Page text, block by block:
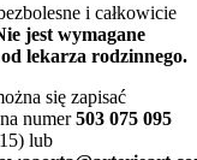
i całkowicie
jest wymagane
lekarza rodzinnego.
się zapisać
numer503 075 095
lub